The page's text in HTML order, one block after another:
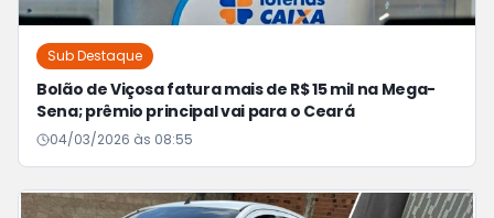
Sub Destaque
Bolão de Viçosa fatura mais de R$ 15 mil na Mega-
Sena; prêmio principal vai para o Ceará
04/03/2026 às 08:55